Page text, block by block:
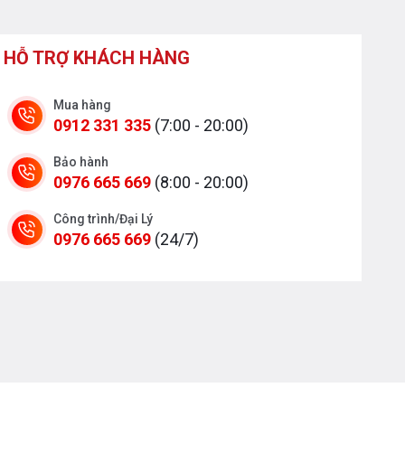
HỖ TRỢ KHÁCH HÀNG
Mua hàng
0912 331 335 (7:00 - 20:00)
Bảo hành
0976 665 669 (8:00 - 20:00)
Công trình/Đại Lý
0976 665 669 (24/7)